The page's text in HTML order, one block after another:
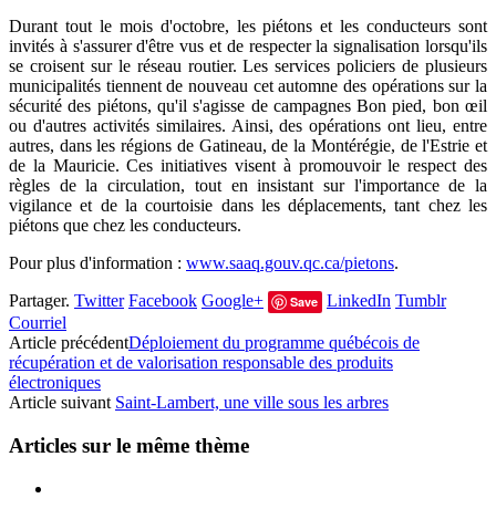
Durant tout le mois d'octobre, les piétons et les conducteurs sont
invités à s'assurer d'être vus et de respecter la signalisation lorsqu'ils
se croisent sur le réseau routier. Les services policiers de plusieurs
municipalités tiennent de nouveau cet automne des opérations sur la
sécurité des piétons, qu'il s'agisse de campagnes Bon pied, bon œil
ou d'autres activités similaires. Ainsi, des opérations ont lieu, entre
autres, dans les régions de Gatineau, de la Montérégie, de l'Estrie et
de la Mauricie. Ces initiatives visent à promouvoir le respect des
règles de la circulation, tout en insistant sur l'importance de la
vigilance et de la courtoisie dans les déplacements, tant chez les
piétons que chez les conducteurs.
Pour plus d'information : www.saaq.gouv.qc.ca/pietons.
Partager. Twitter Facebook Google+ Save LinkedIn Tumblr
Courriel
Article précédentDéploiement du programme québécois de
récupération et de valorisation responsable des produits
électroniques
Article suivant Saint-Lambert, une ville sous les arbres
Articles sur le même thème